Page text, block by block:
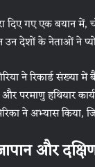
दिए गए एक बयान
उन देशों के नेताओं ने
ने रिकार्ड संख्या में
परमाणु हथियार
ने अभ्यास किया,
और